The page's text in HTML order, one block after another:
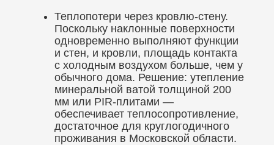
Теплопотери через кровлю-стену.
Поскольку наклонные поверхности
одновременно выполняют функции
и стен, и кровли, площадь контакта
с холодным воздухом больше, чем у
обычного дома. Решение: утепление
минеральной ватой толщиной 200
мм или PIR-плитами —
обеспечивает теплосопротивление,
достаточное для круглогодичного
проживания в Московской области.